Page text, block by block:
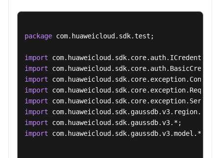
package com.huaweicloud.sdk.test;
import
import
import
import
import
import
import
import com.huaweicloud.sdk.gaussdb.v3.model.*;